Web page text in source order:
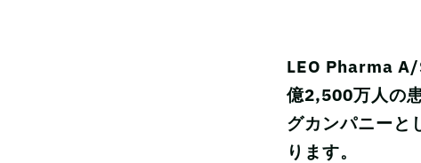
LEO Pharma A/
億2,500万人の
グカンパニーと
ります。